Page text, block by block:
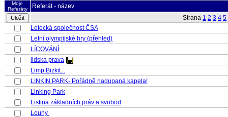
Moje
Referáty
Referát - název
Strana 1 2 3 4 5
Letecká společnost ČSA
Letní olympijské hry (přehled)
LÍCOVÁNÍ
lidska prava
Limp Bizkit...
LINKIN PARK- Pořádně nadupaná kapela!
Linking Park
Listina základních práv a svobod
Louny